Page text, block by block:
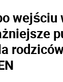
wejściu